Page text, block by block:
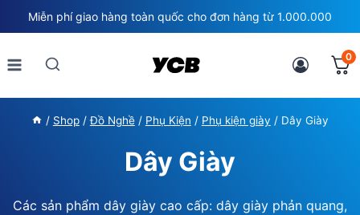
to
content
Miễn phí giao hàng toàn quốc cho đơn hàng từ 1.000.000
0
/ Shop / Đồ Nghề / Phụ Kiện / Phụ kiện giày / Dây Giày
Dây Giày
Các sản phẩm dây giày cao cấp: dây giày phản quang,